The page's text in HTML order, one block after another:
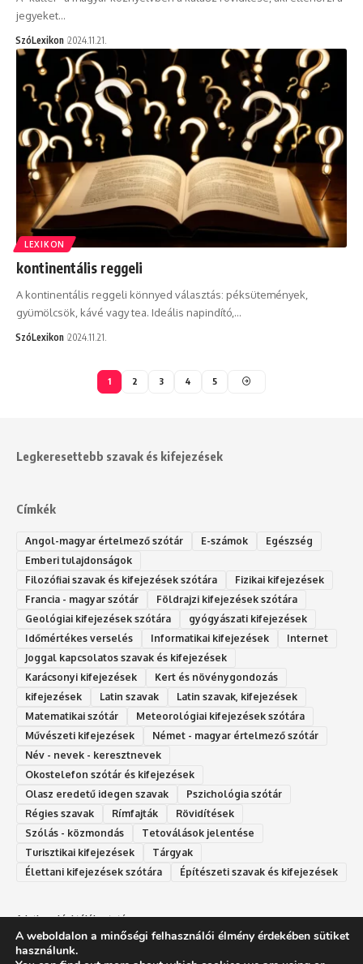
jegyeket…
SzóLexikon 2024.11.21.
LEXIKON
kontinentális reggeli
A kontinentális reggeli könnyed választás: péksütemények,
gyümölcsök, kávé vagy tea. Ideális napindító,…
SzóLexikon 2024.11.21.
1 2 3 4 5
Legkeresettebb szavak és kifejezések
Címkék
Angol-magyar értelmező szótár E-számok
Egészség
Emberi tulajdonságok
Filozófiai szavak és kifejezések szótára
Fizikai kifejezések
Francia - magyar szótár
Földrajzi kifejezések szótára
Geológiai kifejezések szótára
gyógyászati kifejezések
Időmértékes verselés
Informatikai kifejezések
Internet
Joggal kapcsolatos szavak és kifejezések
Karácsonyi kifejezések
Kert és növénygondozás
kifejezések
Latin szavak
Latin szavak, kifejezések
Matematikai szótár
Meteorológiai kifejezések szótára
Művészeti kifejezések
Német - magyar értelmező szótár
Név - nevek - keresztnevek
Okostelefon szótár és kifejezések
Olasz eredetű idegen szavak
Ps‮gólohciz‬ia s‮átóz‬r
Régies szavak
Rímfajták
Rövidítések
Szólás - közmondás
Tetoválások jelentése
Turisztikai kifejezések
Tárgyak
Élettani kifejezések szótára
Építészeti szavak és kifejezések
Adatkezelési tájékoztató
Felhasználási feltételek
A weboldalon a minőségi felhasználói élmény érdekében sütiket
használunk.